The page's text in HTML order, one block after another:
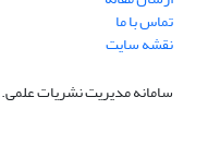
تماس با ما
نقشه سایت
سامانه مدیریت نشریات علمی.